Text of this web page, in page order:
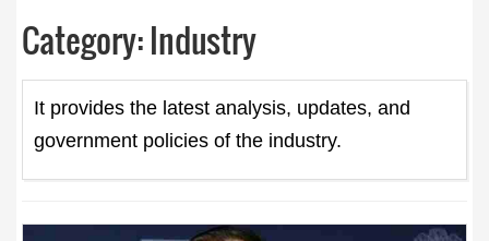
Category:Industry
It provides the latest analysis, updates, and
government policies of the industry.